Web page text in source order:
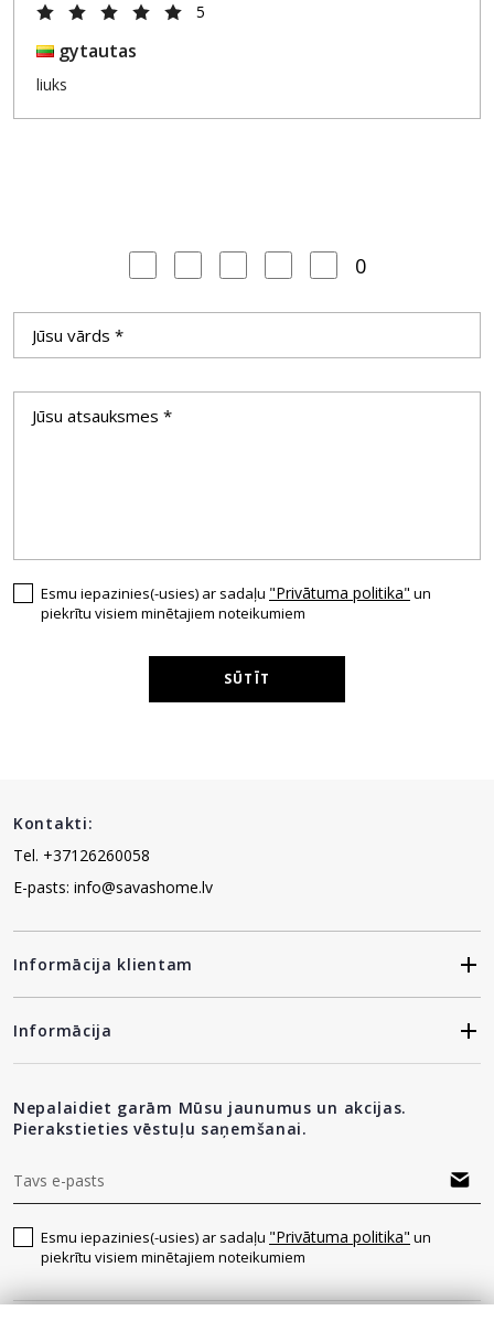
5
gytautas
liuks
0
Esmu iepazinies(-usies) ar sadaļu "Privātuma politika" un
piekrītu visiem minētajiem noteikumiem
SŪTĪT
Kontakti:
Tel. +37126260058
E-pasts: info@savashome.lv
Informācija klientam
Informācija
Nepalaidiet garām Mūsu jaunumus un akcijas.
Pierakstieties vēstuļu saņemšanai.
Esmu iepazinies(-usies) ar sadaļu "Privātuma politika" un
piekrītu visiem minētajiem noteikumiem